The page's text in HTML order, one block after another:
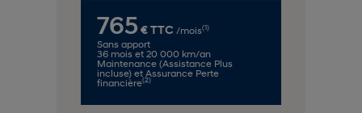
765 € TTC /mois(1)
Sans apport
36 mois et 20 000 km/an
Maintenance (Assistance Plus
incluse) et Assurance Perte
financière(2)